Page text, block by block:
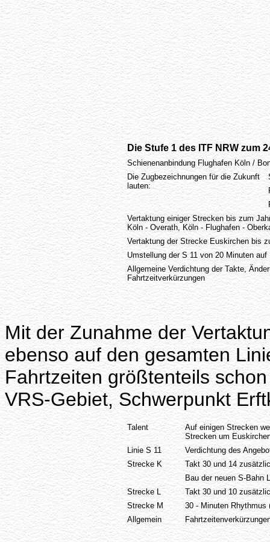
Die Stufe 1 des ITF NRW zum
Schienenanbindung Flughafen Köln /
Die Zugbezeichnungen für die Zukunft
lauten:
Vertaktung einiger Strecken bis zum
Köln - Overath, Köln - Flughafen -
Vertaktung der Strecke Euskirchen bis
Umstellung der S 11 von 20 Minuten
Allgemeine Verdichtung der Takte,
Fahrtzeitverkürzungen
Mit der Zunahme der
ebenso auf den gesamten
Fahrtzeiten größtenteils
VRS-Gebiet, Schwerpunkt
Talent
Auf einigen Strecken
Strecken um
Linie S 11
Verdichtung des
Strecke K
Takt 30 und 14
Bau der neuen S-Bahn
Strecke L
Takt 30 und 10
Strecke M
30 - Minuten Rhythmus
Allgemein